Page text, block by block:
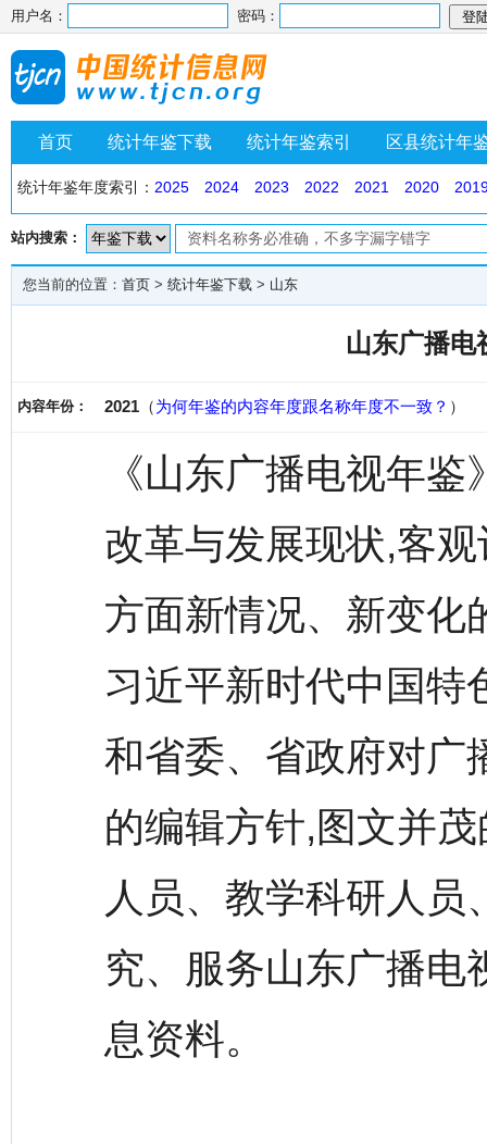
用户名： 密码：
首页 统计年鉴下载 统计年鉴索引 区县统计年
统计年鉴年度索引： 2025 2024 2023 2022 2021 2020
站内搜索：
您当前的位置： 首页 > 统计年鉴下载 > 山东
山东广播电
内容年份： 2021 （为何年鉴的内容年度跟名称年度不一致？ ）
《山东广播电视年
改革与发展现状,客
方面新情况、新变化
习近平新时代中国特
和省委、省政府对广
的编辑方针,图文并
人员、教学科研人
究、服务山东广播电
息资料。